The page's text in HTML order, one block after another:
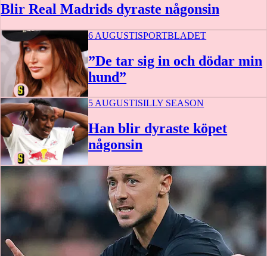
Blir Real Madrids dyraste någonsin
6 AUGUSTISPORTBLADET
”De tar sig in och dödar min
hund”
5 AUGUSTISILLY SEASON
Han blir dyraste köpet
någonsin